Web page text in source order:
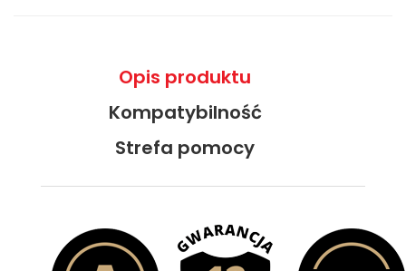
Opis produktu
Kompatybilność
Strefa pomocy